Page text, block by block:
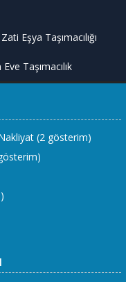
Zati Eşya Taşımacılığı
Taşımacılık
(2 gösterim)